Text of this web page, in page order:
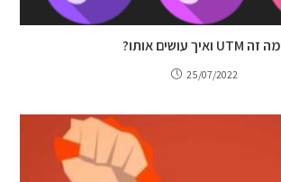
מה זה UTM ואיך עושים אותו?
25/07/2022